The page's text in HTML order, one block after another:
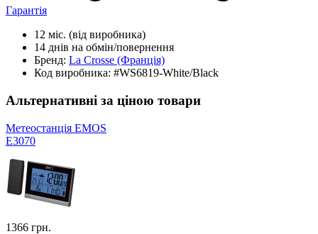
Гарантія
12 міс. (від виробника)
14 днів на обмін/повернення
Бренд: La Crosse (Франція)
Код виробника: #WS6819-White/Black
Альтернативні за ціною товари
Метеостанція EMOS
E3070
1366 грн.